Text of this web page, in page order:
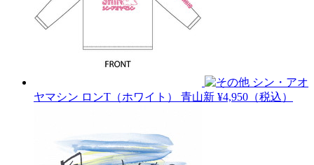
シン・アオ
ヤマシン ロンT（ホワイト） 青山新 ¥4,950（税込）